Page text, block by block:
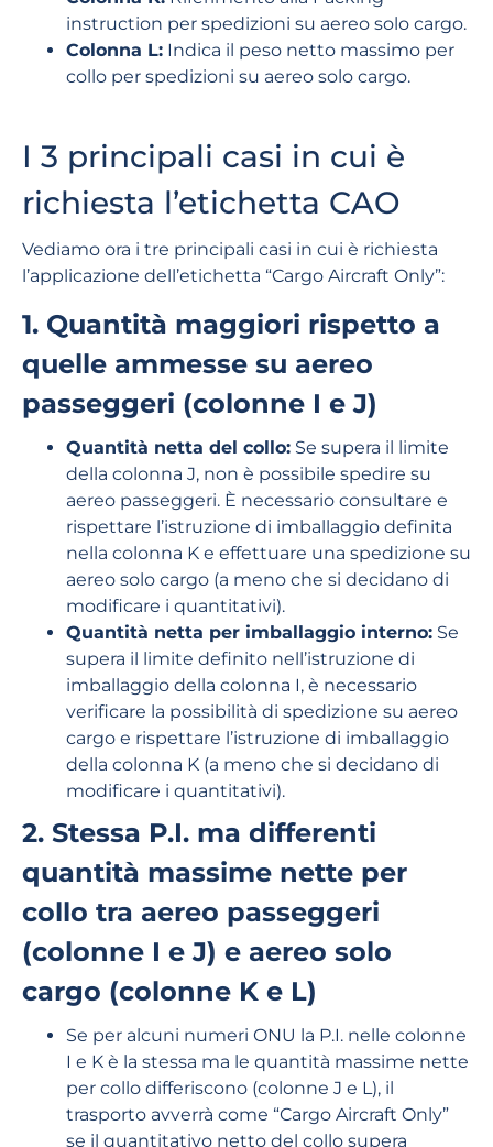
instruction per spedizioni su aereo solo cargo.
Colonna L: Indica il peso netto massimo per
collo per spedizioni su aereo solo cargo.
I 3 principali casi in cui è
richiesta l’etichetta CAO
Vediamo ora i tre principali casi in cui è richiesta
l’applicazione dell’etichetta “Cargo Aircraft Only”:
1. Quantità maggiori rispetto a
quelle ammesse su aereo
passeggeri (colonne I e J)
Quantità netta del collo: Se supera il limite
della colonna J, non è possibile spedire su
aereo passeggeri. È necessario consultare e
rispettare l’istruzione di imballaggio definita
nella colonna K e effettuare una spedizione su
aereo solo cargo (a meno che si decidano di
modificare i quantitativi).
Quantità netta per imballaggio interno: Se
supera il limite definito nell’istruzione di
imballaggio della colonna I, è necessario
verificare la possibilità di spedizione su aereo
cargo e rispettare l’istruzione di imballaggio
della colonna K (a meno che si decidano di
modificare i quantitativi).
2. Stessa P.I. ma differenti
quantità massime nette per
collo tra aereo passeggeri
(colonne I e J) e aereo solo
cargo (colonne K e L)
Se per alcuni numeri ONU la P.I. nelle colonne
I e K è la stessa ma le quantità massime nette
per collo differiscono (colonne J e L), il
trasporto avverrà come “Cargo Aircraft Only”
se il quantitativo netto del collo supera